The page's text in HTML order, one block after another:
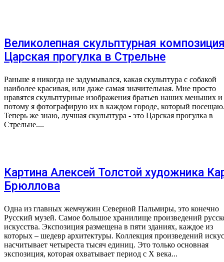
Великолепная скульптурная
Царская прогулка в Стрельне
Раньше я никогда не задумывался, какая скульптура с собакой
наиболее красивая, или даже самая значительная. Мне просто
нравятся скульптурные изображения братьев наших меньших и
потому я фотографирую их в каждом городе, который
Теперь же знаю, лучшая скульптура - это Царская прогулка в
Стрельне....
Картина Алексей Толстой художника
Брюллова
Одна из главных жемчужин Северной Пальмиры, это конечно
Русский музей. Самое большое хранилище произведений
искусства. Экспозиция размещена в пяти зданиях, каждое из
которых – шедевр архитектуры. Коллекция произведений
насчитывает четыреста тысяч единиц. Это только основная
экспозиция, которая охватывает период с X века...